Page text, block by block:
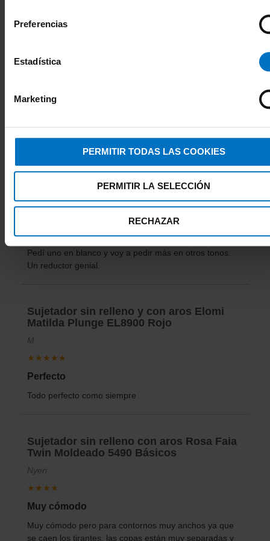
Preferencias
Estadística
Marketing
PERMITIR TODAS LAS COOKIES
PERMITIR LA SELECCIÓN
RECHAZAR
Rona
Sujeta y reduce
talla real, lo sé por la ropa. Además, tiene un porcentaje
Sujetador Reductor Wacoal Minimiser
con aros WEBFA105 basico
Genial
Pedí uno en blanco y voy a pedir más en otros tonos.
Un reductor genial.
Sujetador sin relleno y con aros Elomi
Matilda Plunge EL8900 Rojo
M
★★★★★
Perfecto
Todo perfecto como siempre
Sujetador sin relleno con aros Rosa Faia
Twin Moldeado 5490 Básicos
Nyeri
★★★★
Muy cómodo
Muy cómodo pero para contornos muy anchos ya que
se caen los tirantes, las copas están muy separadas y